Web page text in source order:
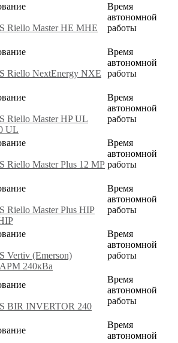
Riello Master HE MHE
Время
автономной
работы
Riello NextEnergy NXE
Время
автономной
работы
Riello Master HP UL
UL
Время
автономной
работы
Riello Master Plus 12 MP
Время
автономной
работы
Riello Master Plus HIP
Время
автономной
работы
Vertiv (Emerson)
240кВа
Время
автономной
работы
BIR INVERTOR 240
Время
автономной
работы
Время
автономной